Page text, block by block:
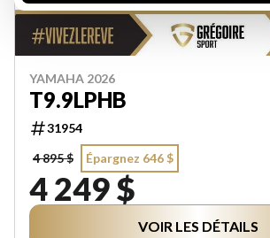
YAMAHA 2026
T9.9LPHB
31954
4 895 $
Épargnez 646 $
4 249 $
VOIR LES DÉTAILS